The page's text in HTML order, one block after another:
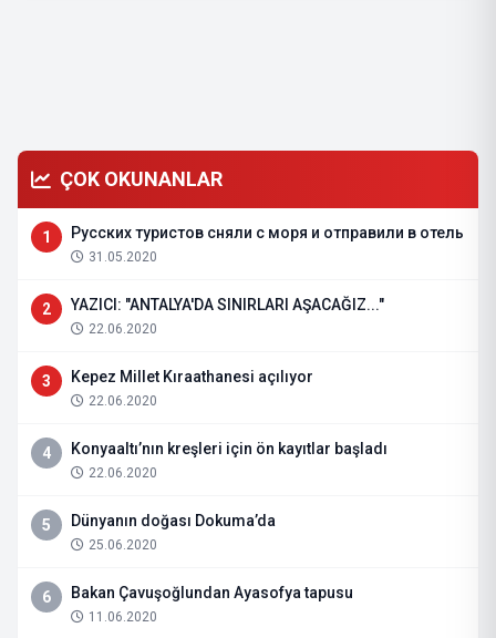
ÇOK OKUNANLAR
1 Русских туристов сняли с моря и отправили в отель
31.05.2020
2 YAZICI: "ANTALYA'DA SINIRLARI AŞACAĞIZ..."
22.06.2020
3 Kepez Millet Kıraathanesi açılıyor
22.06.2020
4 Konyaaltı’nın kreşleri için ön kayıtlar başladı
22.06.2020
5 Dünyanın doğası Dokuma’da
25.06.2020
6 Bakan Çavuşoğlundan Ayasofya tapusu
11.06.2020